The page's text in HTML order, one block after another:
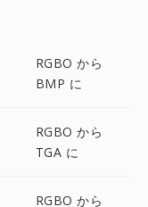
RGBO から
BMP に
RGBO から
TGA に
RGBO から